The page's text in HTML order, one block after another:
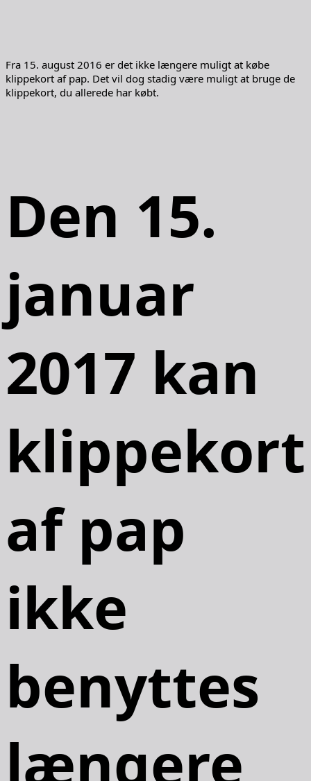
Fra 15. august 2016 er det ikke længere muligt at købe
klippekort af pap. Det vil dog stadig være muligt at bruge de
klippekort, du allerede har købt.
Den 15.
januar
2017 kan
klippekort
af pap
ikke
benyttes
længere